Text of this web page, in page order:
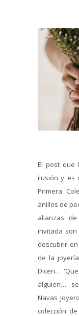
El post que
ilusión y es
Primera
anillos de
alianzas
invitada
descubrir
de la
Dicen…
alguien…
Navas
colección